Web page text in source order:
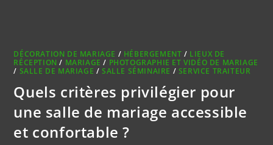
DÉCORATION DE MARIAGE / HÉBERGEMENT / LIEUX DE
RÉCEPTION / MARIAGE / PHOTOGRAPHIE ET VIDÉO DE MARIAGE
/ SALLE DE MARIAGE /SALLE SÉMINAIRE / SERVICE TRAITEUR
Quels critères privilégier pour
une salle de mariage accessible
et confortable ?